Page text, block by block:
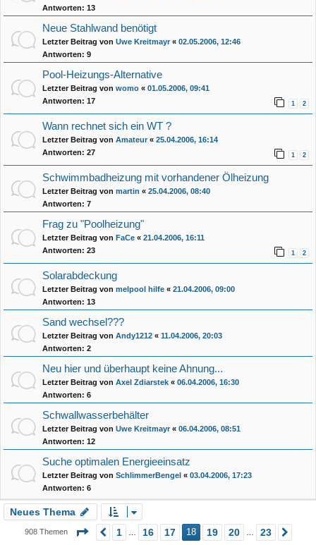
Antworten: 13
Neue Stahlwand benötigt
Letzter Beitrag von Uwe Kreitmayr« 02.05.2006, 12:46
Antworten: 9
Pool-Heizungs-Alternative
Letzter Beitrag von womo « 01.05.2006, 09:41
Antworten: 17 1 2
Wann rechnet sich ein WT ?
Letzter Beitrag von Amateur« 25.04.2006, 16:14
Antworten: 27 1 2
Schwimmbadheizung mit vorhandener Ölheizung
Letzter Beitrag von martin « 25.04.2006, 08:40
Antworten: 7
Frag zu "Poolheizung"
Letzter Beitrag von FaCe « 21.04.2006, 16:11
Antworten: 23 1 2
Solarabdeckung
Letzter Beitrag von melpool hilfe « 21.04.2006, 09:00
Antworten: 13
Sand wechsel???
Letzter Beitrag von Andy1212 « 11.04.2006, 20:03
Antworten: 2
Neu hier und überhaupt keine Ahnung...
Letzter Beitrag von Axel Zdiarstek « 06.04.2006, 16:30
Antworten: 6
Schwallwasserbehälter
Letzter Beitrag von Uwe Kreitmayr« 06.04.2006, 08:51
Antworten: 12
Suche optimalen Energieeinsatz
Letzter Beitrag von SchlimmerBengel « 03.04.2006, 17:23
Antworten: 6
Neues Thema
908 Themen Seite 18 von23
Vorherige
1 16 17 18 19 20 23